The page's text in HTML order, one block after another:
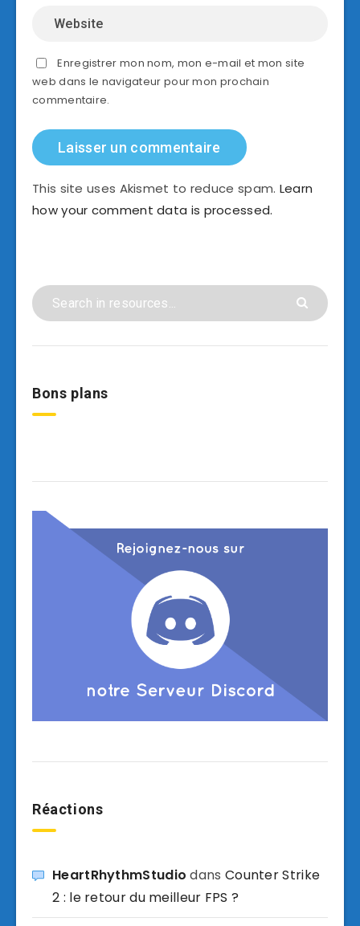
Enregistrer mon nom, mon e-mail et mon site
web dans le navigateur pour mon prochain
commentaire.
This site uses Akismet to reduce spam. Learn
how your comment data is processed.
Bons plans
Réactions
HeartRhythmStudio dans Counter Strike
2 : le retour du meilleur FPS ?